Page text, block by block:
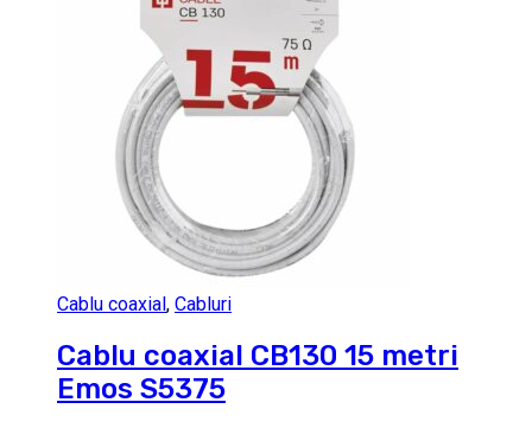
Cablu coaxial , Cabluri
Cablu coaxial CB130 15 metri
Emos S5375